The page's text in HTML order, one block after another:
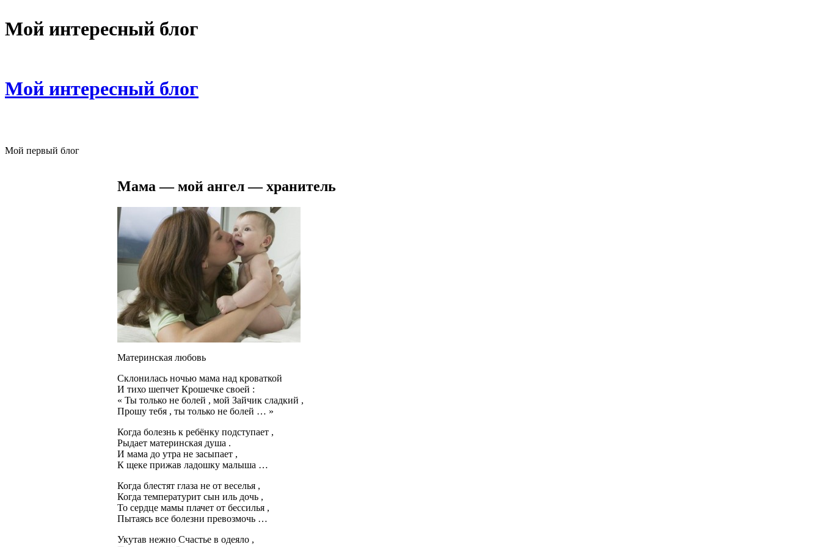
Мой интересный блог
Мой интересный блог
Мой первый блог
Мама — мой ангел — хранитель
Материнская любовь
Склонилась ночью мама над кроваткой
И тихо шепчет Крошечке своей :
« Ты только не болей , мой Зайчик сладкий ,
Прошу тебя , ты только не болей … »
Когда болезнь к ребёнку подступает ,
Рыдает материнская душа .
И мама до утра не засыпает ,
К щеке прижав ладошку малыша …
Когда блестят глаза не от веселья ,
Когда температурит сын иль дочь ,
То сердце мамы плачет от бессилья ,
Пытаясь все болезни превозмочь …
Укутав нежно Счастье в одеяло ,